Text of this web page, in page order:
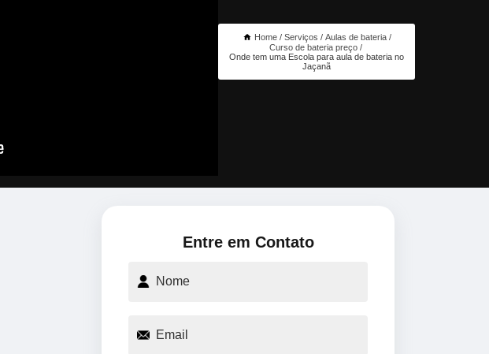
Home Serviços
Aulas de bateria
Curso de bateria preço
Onde tem uma Escola para aula de bateria no
Jaçanã
Entre em Contato